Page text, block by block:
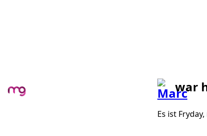
war
Es ist